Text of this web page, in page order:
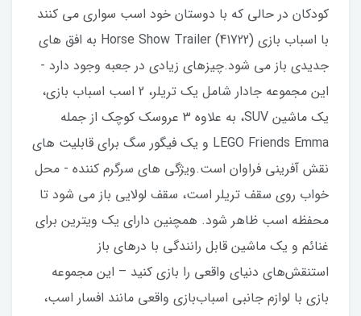
کودکان در حالی که با دوستان خود اسب سواری می کنند
با اسباب بازی Horse Show Trailer (41722) به افق های
جدیدی باز می شود.چیزهای زیادی در جعبه وجود دارد -
این مجموعه جادار شامل یک تریلر، 2 اسب اسباب بازی،
یک ماشین SUV، به علاوه 3 عروسک کوچک از جمله
LEGO Friends Emma و یک فیگور سگ برای قابلیت های
نقش آفرینی فراوان است.ویژگی های سرگرم کننده - محل
خواب روی سقف تریلر است، سقف لولایی باز می شود تا
محفظه اسب ظاهر شود. همچنین دارای یک ویترین برای
غنائم و یک ماشین قابل رانندگی با درهای باز
استنقش‌های دنیای واقعی را بازی کنید – این مجموعه
بازی با لوازم جانبی اسباب‌بازی واقعی مانند افسار اسب،